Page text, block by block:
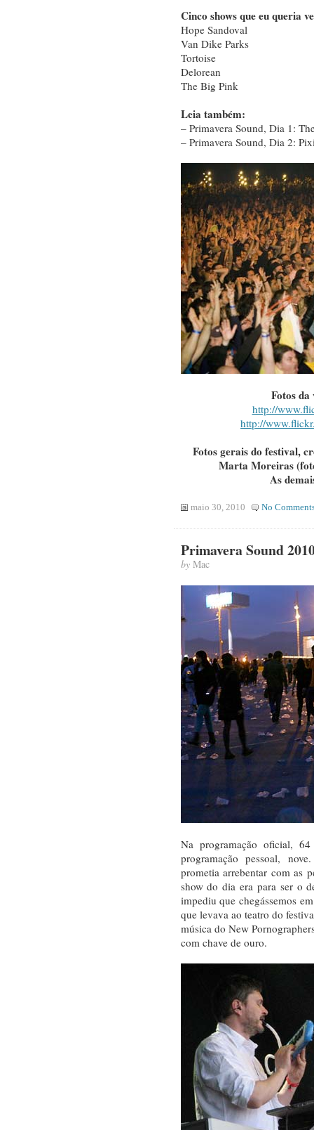
Cinco shows que eu queria
Hope Sandoval
Van Dike Parks
Tortoise
Delorean
The Big Pink
Leia também:
– Primavera Sound, Dia 1:
– Primavera Sound, Dia 2:
Fotos da
http://
http://
Fotos gerais do festival,
Marta Moreiras
As
maio 30, 2010 No
Primavera Sound
byMac
Na programação oficial,
programação pessoal,
prometia arrebentar com as
show do dia era para ser o
impediu que chegássemos
que levava ao teatro do
música do New
com chave de ouro.